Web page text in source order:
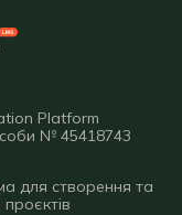
Platform
№ 45418743
для створення та